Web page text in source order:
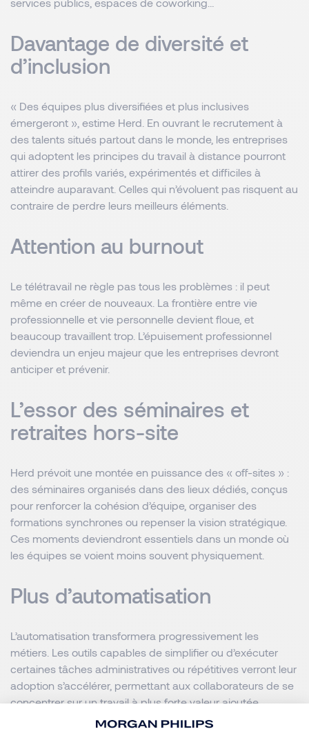
Davantage de diversité et
d’inclusion
« Des équipes plus diversifiées et plus inclusives
émergeront », estime Herd. En ouvrant le recrutement à
des talents situés partout dans le monde, les entreprises
qui adoptent les principes du travail à distance pourront
attirer des profils variés, expérimentés et difficiles à
atteindre auparavant. Celles qui n’évoluent pas risquent au
contraire de perdre leurs meilleurs éléments.
Attention au burnout
Le télétravail ne règle pas tous les problèmes : il peut
même en créer de nouveaux. La frontière entre vie
professionnelle et vie personnelle devient floue, et
beaucoup travaillent trop. L’épuisement professionnel
deviendra un enjeu majeur que les entreprises devront
anticiper et prévenir.
L’essor des séminaires et
retraites hors-site
Herd prévoit une montée en puissance des « off-sites » :
des séminaires organisés dans des lieux dédiés, conçus
pour renforcer la cohésion d’équipe, organiser des
formations synchrones ou repenser la vision stratégique.
Ces moments deviendront essentiels dans un monde où
les équipes se voient moins souvent physiquement.
Plus d’automatisation
L’automatisation transformera progressivement les
métiers. Les outils capables de simplifier ou d’exécuter
certaines tâches administratives ou répétitives verront leur
adoption s’accélérer, permettant aux collaborateurs de se
concentrer sur un travail à plus forte valeur ajoutée.